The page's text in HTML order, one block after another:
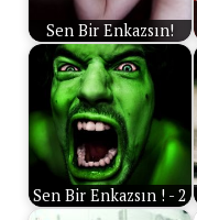
Sen Bir Enkazsın!
Sen Bir Enkazsın ! - 2